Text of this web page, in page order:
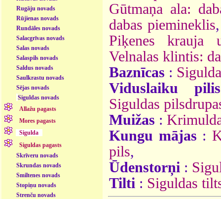
Rugāju novads
Rūjienas novads
Rundāles novads
Salacgrīvas novads
Salas novads
Salaspils novads
Saldus novads
Saulkrastu novads
Sējas novads
Siguldas novads
Allažu pagasts
Mores pagasts
Sigulda
Siguldas pagasts
Skrīveru novads
Skrundas novads
Smiltenes novads
Stopiņu novads
Strenču novads
Gūtmaņa ala:
dabas piemineklis
Piķenes krauja
Velnalas klintis:
Baznīcas :
Viduslaiku pilis
Siguldas
Muižas :
Kungu mājas :
pils,
Ūdenstorņi :
Tilti : Siguldas